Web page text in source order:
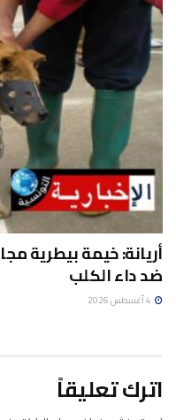
أريانة: خيمة بيطرية
ضد داء الكلب
اترك تعليقاً